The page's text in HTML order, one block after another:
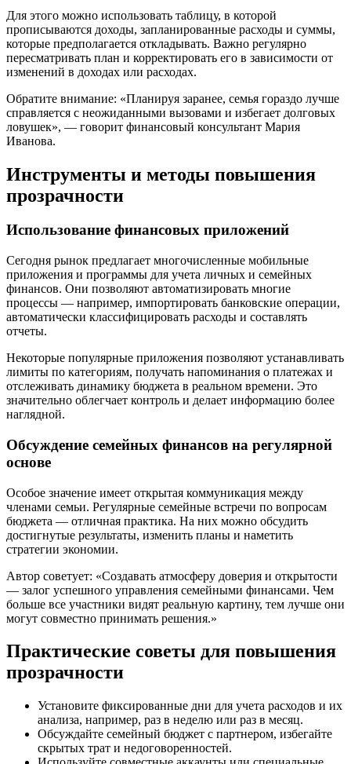
Для этого можно использовать таблицу, в которой
прописываются доходы, запланированные расходы и суммы,
которые предполагается откладывать. Важно регулярно
пересматривать план и корректировать его в зависимости от
изменений в доходах или расходах.
Обратите внимание: «Планируя заранее, семья гораздо лучше
справляется с неожиданными вызовами и избегает долговых
ловушек», — говорит финансовый консультант Мария
Иванова.
Инструменты и методы повышения
прозрачности
Использование финансовых приложений
Сегодня рынок предлагает многочисленные мобильные
приложения и программы для учета личных и семейных
финансов. Они позволяют автоматизировать многие
процессы — например, импортировать банковские операции,
автоматически классифицировать расходы и составлять
отчеты.
Некоторые популярные приложения позволяют устанавливать
лимиты по категориям, получать напоминания о платежах и
отслеживать динамику бюджета в реальном времени. Это
значительно облегчает контроль и делает информацию более
наглядной.
Обсуждение семейных финансов на регулярной
основе
Особое значение имеет открытая коммуникация между
членами семьи. Регулярные семейные встречи по вопросам
бюджета — отличная практика. На них можно обсудить
достигнутые результаты, изменить планы и наметить
стратегии экономии.
Автор советует: «Создавать атмосферу доверия и открытости
— залог успешного управления семейными финансами. Чем
больше все участники видят реальную картину, тем лучше они
могут совместно принимать решения.»
Практические советы для повышения
прозрачности
Установите фиксированные дни для учета расходов и их
анализа, например, раз в неделю или раз в месяц.
Обсуждайте семейный бюджет с партнером, избегайте
скрытых трат и недоговоренностей.